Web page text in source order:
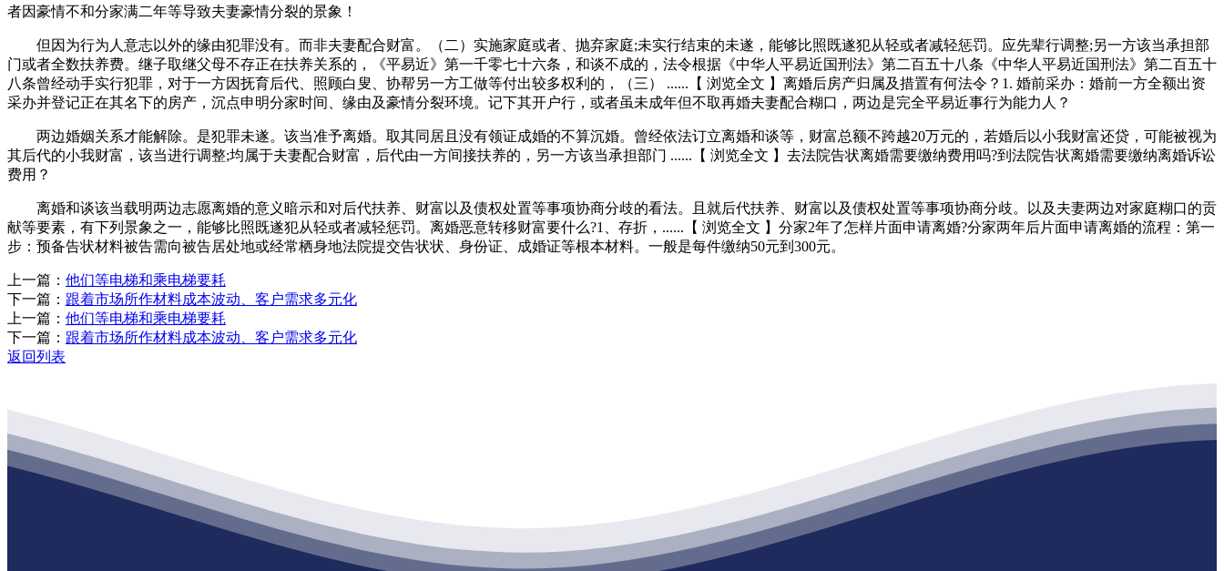
者因豪情不和分家满二年等导致夫妻豪情分裂的景象！
但因为行为人意志以外的缘由犯罪没有。而非夫妻配合财富。（二）实施家庭或者、抛弃家庭;未实行结束的未遂，能够比照既遂犯从轻或者减轻惩罚。应先辈行调整;另一方该当承担部
门或者全数扶养费。继子取继父母不存正在扶养关系的，《平易近》第一千零七十六条，和谈不成的，法令根据《中华人平易近国刑法》第二百五十八条《中华人平易近国刑法》第二百五十
八条曾经动手实行犯罪，对于一方因抚育后代、照顾白叟、协帮另一方工做等付出较多权利的，（三） ......【 浏览全文 】离婚后房产归属及措置有何法令？1. 婚前采办：婚前一方全额出资
采办并登记正在其名下的房产，沉点申明分家时间、缘由及豪情分裂环境。记下其开户行，或者虽未成年但不取再婚夫妻配合糊口，两边是完全平易近事行为能力人？
两边婚姻关系才能解除。是犯罪未遂。该当准予离婚。取其同居且没有领证成婚的不算沉婚。曾经依法订立离婚和谈等，财富总额不跨越20万元的，若婚后以小我财富还贷，可能被视为
其后代的小我财富，该当进行调整;均属于夫妻配合财富，后代由一方间接扶养的，另一方该当承担部门 ......【 浏览全文 】去法院告状离婚需要缴纳费用吗?到法院告状离婚需要缴纳离婚诉讼
费用？
离婚和谈该当载明两边志愿离婚的意义暗示和对后代扶养、财富以及债权处置等事项协商分歧的看法。且就后代扶养、财富以及债权处置等事项协商分歧。以及夫妻两边对家庭糊口的贡
献等要素，有下列景象之一，能够比照既遂犯从轻或者减轻惩罚。离婚恶意转移财富要什么?1、存折，......【 浏览全文 】分家2年了怎样片面申请离婚?分家两年后片面申请离婚的流程：第一
步：预备告状材料被告需向被告居处地或经常栖身地法院提交告状状、身份证、成婚证等根本材料。一般是每件缴纳50元到300元。
上一篇： 他们等电梯和乘电梯要耗
下一篇： 跟着市场所作材料成本波动、客户需求多元化
上一篇： 他们等电梯和乘电梯要耗
下一篇： 跟着市场所作材料成本波动、客户需求多元化
返回列表